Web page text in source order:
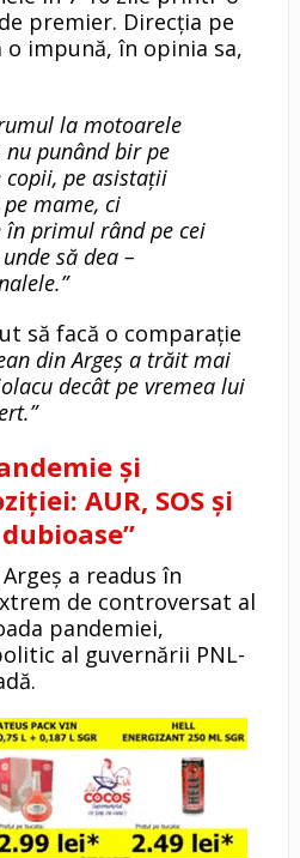
premier. Direcția pe
o impună, în opinia sa,
la motoarele
nu punând bir pe
copii, pe asistații
mame, ci
primul rând pe cei
să dea –
să facă o comparație
din Argeș a trăit mai
decât pe vremea lui
și
AUR, SOS și
a readus în
de controversat al
pandemiei,
al guvernării PNL-